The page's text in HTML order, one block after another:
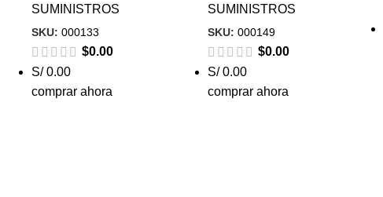
SUMINISTROS
SKU: 000133
$0.00
S/ 0.00
comprar ahora
SUMINISTROS
SKU: 000149
$0.00
S/ 0.00
comprar ahora